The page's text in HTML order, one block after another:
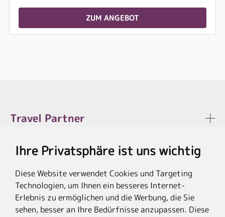
Ihre Privatsphäre ist uns wichtig
Diese Website verwendet Cookies und Targeting
Technologien, um Ihnen ein besseres Internet-
Erlebnis zu ermöglichen und die Werbung, die Sie
sehen, besser an Ihre Bedürfnisse anzupassen. Diese
ZUM ANGEBOT
Travel Partner
Rechtliches
* Die Ersparnis bezieht sich auf die aktuellen Listenpreise der Hotels, bei
Paketangeboten auf die Summe der Preise der Einzelleistungen.